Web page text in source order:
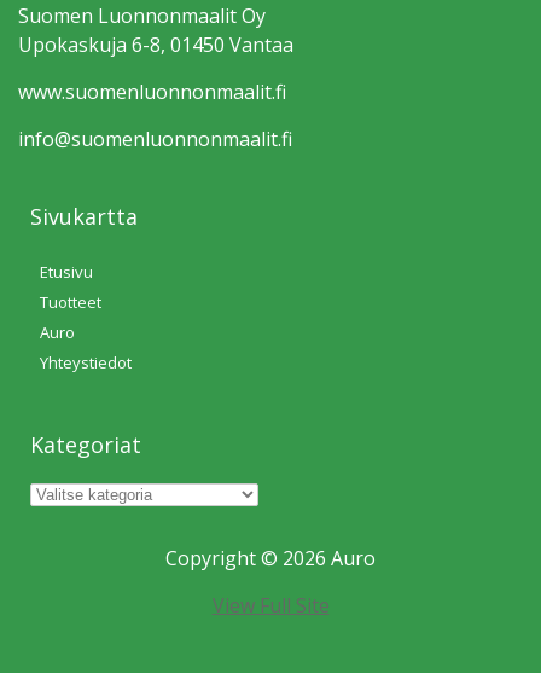
Suomen Luonnonmaalit Oy
Upokaskuja 6-8, 01450 Vantaa
www.suomen­luonnonmaalit.fi
info@suomen­luonnonmaalit.fi
Sivukartta
Etusivu
Tuotteet
Auro
Yhteystiedot
Kategoriat
Copyright © 2026 Auro
View Full Site